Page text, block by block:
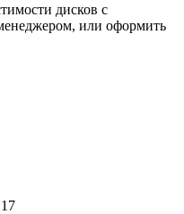
дисков с
или оформить
17